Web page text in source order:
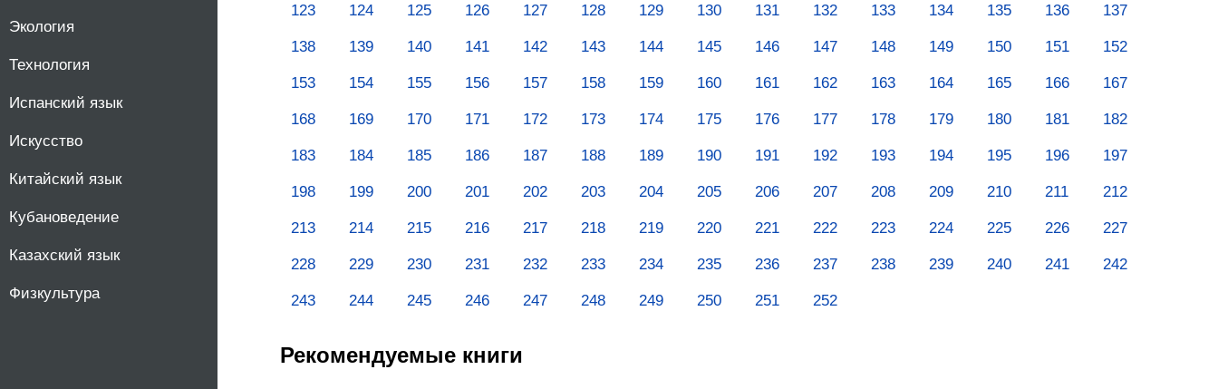
Экология
Технология
Испанский язык
Искусство
Китайский язык
Кубановедение
Казахский язык
Физкультура
123 124 125 126 127 128 129 130 131 132 133 134 135 136 137
138 139 140 141 142 143 144 145 146 147 148 149 150 151 152
153 154 155 156 157 158 159 160 161 162 163 164 165 166 167
168 169 170 171 172 173 174 175 176 177 178 179 180 181 182
183 184 185 186 187 188 189 190 191 192 193 194 195 196 197
198 199 200 201 202 203 204 205 206 207 208 209 210 211 212
213 214 215 216 217 218 219 220 221 222 223 224 225 226 227
228 229 230 231 232 233 234 235 236 237 238 239 240 241 242
243 244 245 246 247 248 249 250 251 252
Рекомендуемые книги